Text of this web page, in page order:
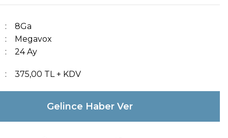
8Ga
Megavox
24 Ay
375,00 TL + KDV
Gelince Haber Ver